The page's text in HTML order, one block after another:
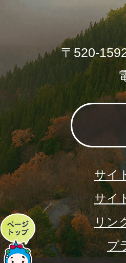
ペ
ー
〒520-
サイ
サイ
リン
プ